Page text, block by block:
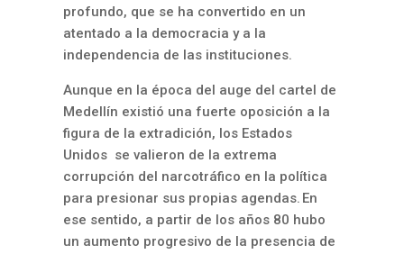
profundo, que se ha convertido en un
atentado a la democracia y a la
independencia de las instituciones.
Aunque en la época del auge del cartel de
Medellín existió una fuerte oposición a la
figura de la extradición, los Estados
Unidos se valieron de la extrema
corrupción del narcotráfico en la política
para presionar sus propias agendas. En
ese sentido, a partir de los años 80 hubo
un aumento progresivo de la presencia de